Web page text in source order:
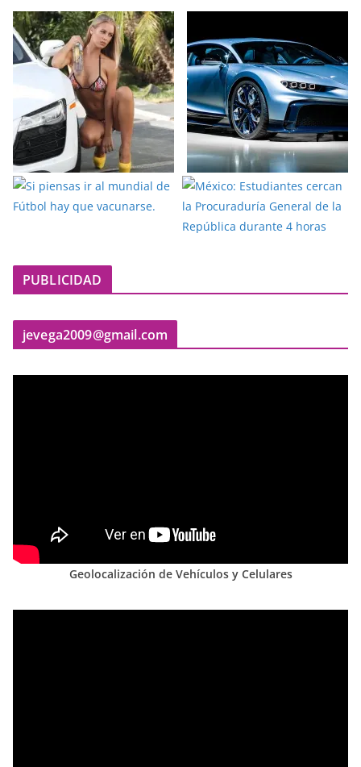
PUBLICIDAD
jevega2009@gmail.com
Geolocalización de Vehículos y Celulares